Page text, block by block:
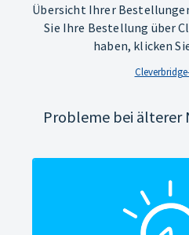
Übersicht Ihrer
Sie Ihre Bestellung über
haben, klicken
Probleme bei älterer